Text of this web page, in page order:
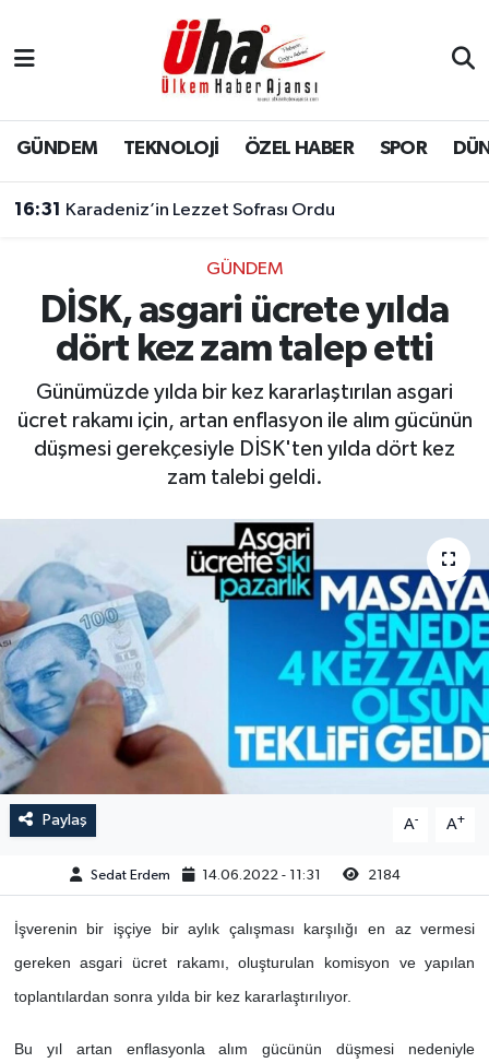
GÜNDEM TEKNOLOJİ ÖZEL HABER SPOR
16:31 Karadeniz’in Lezzet Sofrası Ordu
GÜNDEM
DİSK, asgari ücrete yılda
dört kez zam talep etti
Günümüzde yılda bir kez kararlaştırılan asgari
ücret rakamı için, artan enflasyon ile alım gücünün
düşmesi gerekçesiyle DİSK'ten yılda dört kez
zam talebi geldi.
Paylaş A- A+
Sedat Erdem 14.06.2022 - 11:31 2184
İşverenin bir işçiye bir aylık çalışması karşılığı en az vermesi
gereken asgari ücret rakamı, oluşturulan komisyon ve yapılan
toplantılardan sonra yılda bir kez kararlaştırılıyor.
Bu yıl artan enflasyonla alım gücünün düşmesi nedeniyle
İstanbul Nöbetçi Eczaneler
İstanbul Hava Durumu
Süper Lig Puan Durumu ve Fikstür
Tüm Manşetler
Son Dakika Haberleri